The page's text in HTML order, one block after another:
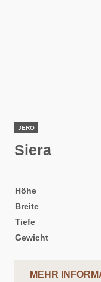
JERO
Siera
Höhe
Breite
Tiefe
Gewicht
MEHR